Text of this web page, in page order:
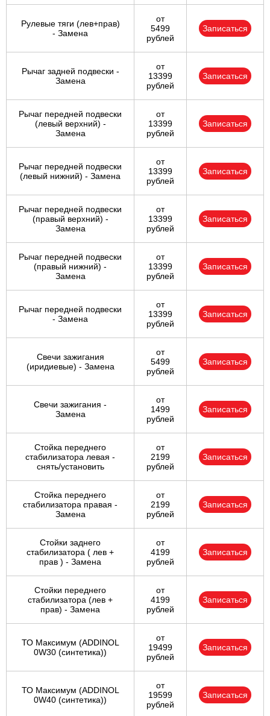
Рулевые тяги (лев+прав)
- Замена
от
5499
рублей
Записаться
Рычаг задней подвески -
Замена
от
13399
рублей
Записаться
Рычаг передней подвески
(левый верхний) -
Замена
от
13399
рублей
Записаться
Рычаг передней подвески
(левый нижний) - Замена
от
13399
рублей
Записаться
Рычаг передней подвески
(правый верхний) -
Замена
от
13399
рублей
Записаться
Рычаг передней подвески
(правый нижний) -
Замена
от
13399
рублей
Записаться
Рычаг передней подвески
- Замена
от
13399
рублей
Записаться
Свечи зажигания
(иридиевые) - Замена
от
5499
рублей
Записаться
Свечи зажигания -
Замена
от
1499
рублей
Записаться
Стойка переднего
стабилизатора левая -
снять/установить
от
2199
рублей
Записаться
Стойка переднего
стабилизатора правая -
Замена
от
2199
рублей
Записаться
Стойки заднего
стабилизатора ( лев +
прав ) - Замена
от
4199
рублей
Записаться
Стойки переднего
стабилизатора (лев +
прав) - Замена
от
4199
рублей
Записаться
ТО Максимум (ADDINOL
0W30 (синтетика))
от
19499
рублей
Записаться
ТО Максимум (ADDINOL
0W40 (синтетика))
от
19599
рублей
Записаться